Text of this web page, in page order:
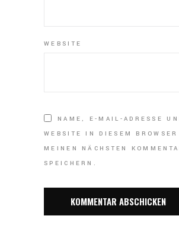
WEBSITE
NAME, E-MAIL-ADRESSE
WEBSITE IN DIESEM BROWSER
MEINEN NÄCHSTEN
SPEICHERN.